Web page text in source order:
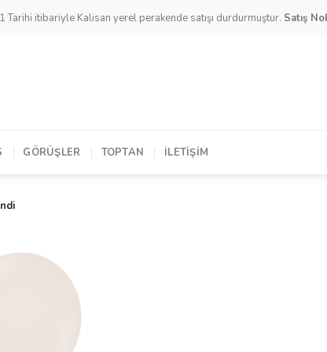
Tarihi itibariyle Kalisan yerel perakende satışı durdurmuştur. Satış
GÖRÜŞLER TOPTAN İLETIŞIM